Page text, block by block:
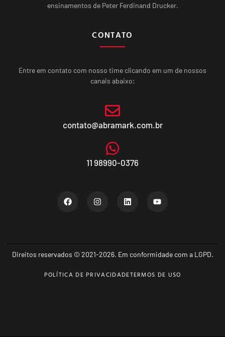
ensinamentos de Peter Ferdinand Drucker.
CONTATO
Entre em contato com nosso time clicando em um de nossos
canais abaixo:
contato@abramark.com.br
11 98990-0376
Direitos reservados © 2021-2026. Em conformidade com a LGPD.
POLÍTICA DE PRIVACIDADETERMOS DE USO